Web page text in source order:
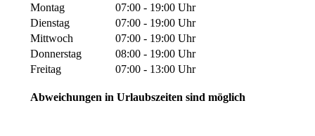
Montag
07:00 - 19:00 Uhr
Dienstag
07:00 - 19:00 Uhr
Mittwoch
07:00 - 19:00 Uhr
Donnerstag
08:00 - 19:00 Uhr
Freitag
07:00 - 13:00 Uhr
Abweichungen in Urlaubszeiten sind möglich